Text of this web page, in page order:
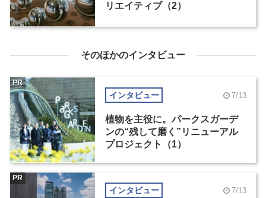
リエイティブ（2）
そのほかのインタビュー
インタビュー 7/13
植物を主役に。パークスガーデ
ンの“残して磨く”リニューアル
プロジェクト（1）
PR
インタビュー 7/13
PR